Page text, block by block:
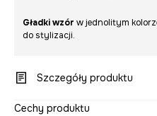
Gładki wzór w jednolitym
do stylizacji.
Szczegóły produktu
Cechy produktu